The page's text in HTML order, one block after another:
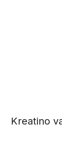
Kreatino